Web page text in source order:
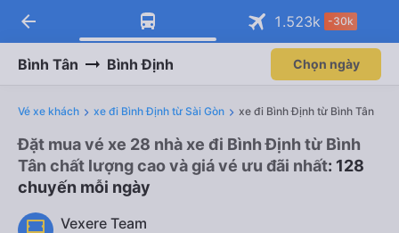
arrow_back 1.523k -30k
Bình Tân Bình Định Chọn ngày
Vé xe khách xe đi Bình Định từ Sài Gòn xe đi Bình Định từ Bình Tân
Đặt mua vé xe 28 nhà xe đi Bình Định từ Bình
Tân chất lượng cao và giá vé ưu đãi nhất: 128
chuyến mỗi ngày
Vexere Team